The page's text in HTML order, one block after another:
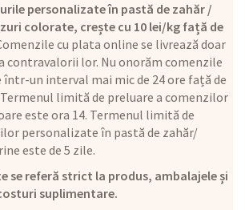
personalizate în pastă de zahăr /
colorate, crește cu 10 lei/kg față de
cu plata online se livrează doar
contravalorii lor. Nu onorăm comenzile
într-un interval mai mic de 24 ore față de
limită de preluare a comenzilor
este ora 14. Termenul limită de
personalizate în pastă de zahăr/
este de 5 zile.
se referă strict la produs, ambalajele și
suplimentare.